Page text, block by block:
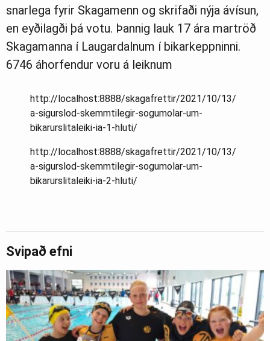
snarlega fyrir Skagamenn og skrifaði nýja ávísun,
en eyðilagði þá votu. Þannig lauk 17 ára martröð
Skagamanna í Laugardalnum í bikarkeppninni.
6746 áhorfendur voru á leiknum
http://localhost:8888/skagafrettir/2021/10/13/
a-sigurslod-skemmtilegir-sogumolar-um-
bikarurslitaleiki-ia-1-hluti/
http://localhost:8888/skagafrettir/2021/10/13/
a-sigurslod-skemmtilegir-sogumolar-um-
bikarurslitaleiki-ia-2-hluti/
Svipað efni